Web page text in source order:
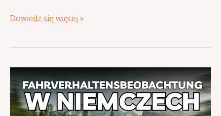
Dowiedz się więcej »
Fahrverhaltensbeobachtung
w
Niemczech